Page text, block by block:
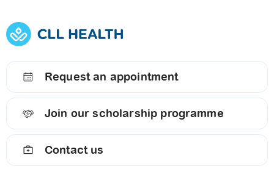
Request an appointment
Join our scholarship programme
Contact us